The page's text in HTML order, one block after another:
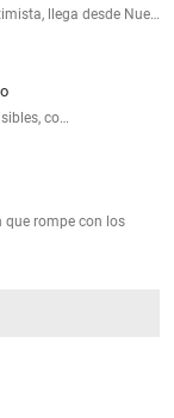
llega desde Nue…
co…
que rompe con los